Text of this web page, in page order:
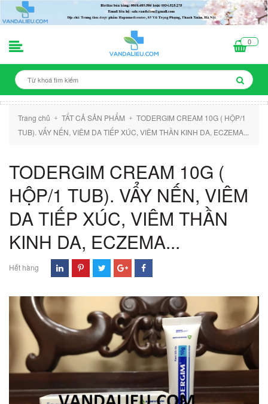
0
Trang chủ + TẤT CẢ SẢN PHẨM + TODERGIM CREAM 10G ( HỘP/1
TUB). VẨY NẾN, VIÊM DA TIẾP XÚC, VIÊM THẦN KINH DA, ECZEMA...
TODERGIM CREAM 10G (
HỘP/1 TUB). VẨY NẾN, VIÊM
DA TIẾP XÚC, VIÊM THẦN
KINH DA, ECZEMA...
Hết hàng